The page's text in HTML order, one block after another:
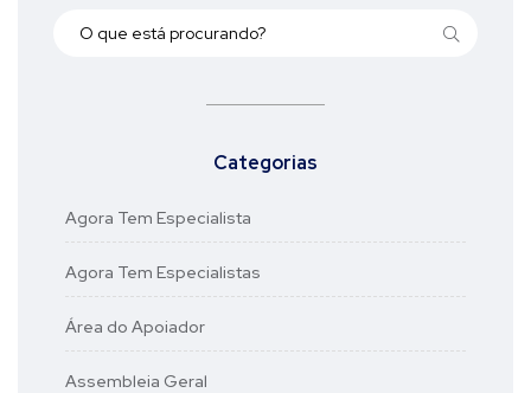
Categorias
Agora Tem Especialista
Agora Tem Especialistas
Área do Apoiador
Assembleia Geral